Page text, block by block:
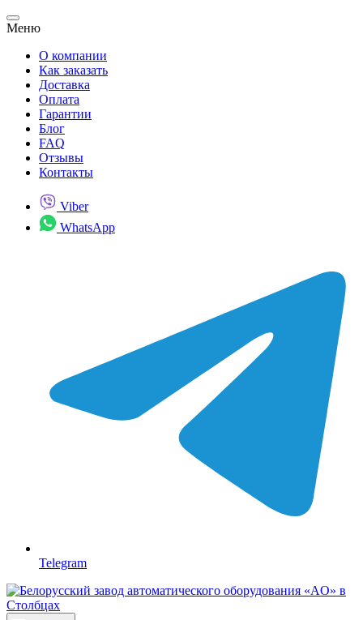
Меню
О компании
Как заказать
Доставка
Оплата
Гарантии
Блог
FAQ
Отзывы
Контакты
Viber
WhatsApp
Telegram